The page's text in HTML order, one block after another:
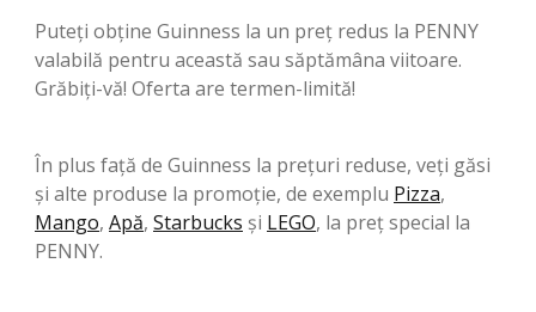
Puteți obține Guinness la un preț redus la PENNY
valabilă pentru această sau săptămâna viitoare.
Grăbiți-vă! Oferta are termen-limită!
În plus față de Guinness la prețuri reduse, veți găsi
și alte produse la promoție, de exemplu Pizza,
Mango, Apă, Starbucks şi LEGO, la preț special la
PENNY.